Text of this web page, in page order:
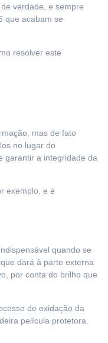
verdade, e sempre
que acabam se
resolver este
mas de fato
los no lugar do
garantir a integridade da
exemplo, e é
quando se
dará à parte externa
por conta do brilho que
de oxidação da
película protetora.